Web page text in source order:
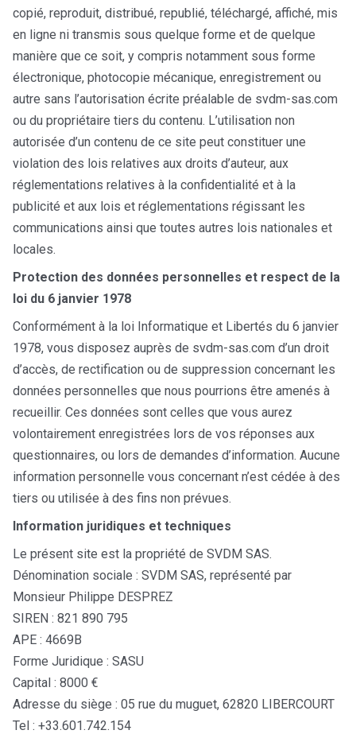
copié, reproduit, distribué, republié, téléchargé, affiché, mis
en ligne ni transmis sous quelque forme et de quelque
manière que ce soit, y compris notamment sous forme
électronique, photocopie mécanique, enregistrement ou
autre sans l’autorisation écrite préalable de svdm-sas.com
ou du propriétaire tiers du contenu. L’utilisation non
autorisée d’un contenu de ce site peut constituer une
violation des lois relatives aux droits d’auteur, aux
réglementations relatives à la confidentialité et à la
publicité et aux lois et réglementations régissant les
communications ainsi que toutes autres lois nationales et
locales.
Protection des données personnelles et respect de la
loi du 6 janvier 1978
Conformément à la loi Informatique et Libertés du 6 janvier
1978, vous disposez auprès de svdm-sas.com d’un droit
d’accès, de rectification ou de suppression concernant les
données personnelles que nous pourrions être amenés à
recueillir. Ces données sont celles que vous aurez
volontairement enregistrées lors de vos réponses aux
questionnaires, ou lors de demandes d’information. Aucune
information personnelle vous concernant n’est cédée à des
tiers ou utilisée à des fins non prévues.
Information juridiques et techniques
Le présent site est la propriété de SVDM SAS.
Dénomination sociale : SVDM SAS, représenté par
Monsieur Philippe DESPREZ
SIREN : 821 890 795
APE : 4669B
Forme Juridique : SASU
Capital : 8000 €
Adresse du siège : 05 rue du muguet, 62820 LIBERCOURT
Tel : +33.601.742.154